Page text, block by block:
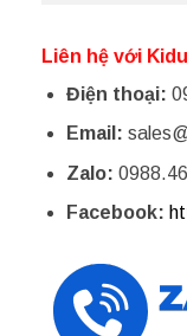
Liên hệ với
Điện thoại:
Email:
Zalo:
Facebook: